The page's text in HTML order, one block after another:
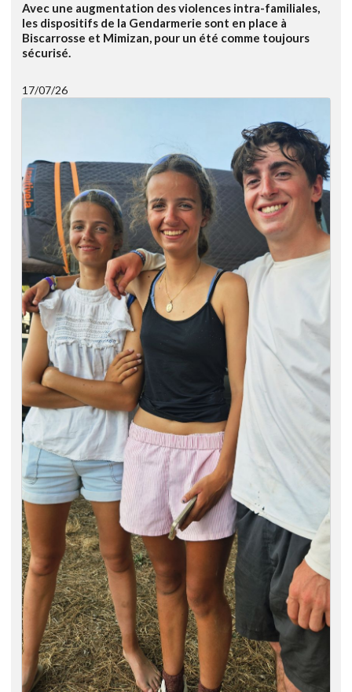
Avec une augmentation des violences intra-familiales,
les dispositifs de la Gendarmerie sont en place à
Biscarrosse et Mimizan, pour un été comme toujours
sécurisé.
17/07/26